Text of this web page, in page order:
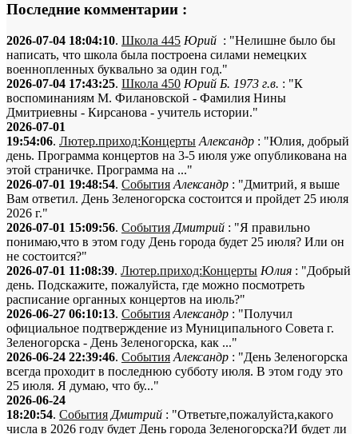
Последние комментарии :
2026-07-04 18:04:10. Школа 445 Юрий : "Нелишне было бы
написать, что школа была построена силами немецких
военнопленных буквально за один год."
2026-07-04 17:43:25. Школа 450 Юрий Б. 1973 г.в. : "К
воспоминаниям М. Филановской - Фамилия Нины
Дмитриевны - Кирсанова - учитель истории."
2026-07-01
19:54:06. Лютер.приход:Концерты Александр : "Юлия, добрый
день. Программа концертов на 3-5 июля уже опубликована на
этой страничке. Программа на ..."
2026-07-01 19:48:54. События Александр : "Дмитрий, я выше
Вам ответил. День Зеленогорска состоится и пройдет 25 июля
2026 г."
2026-07-01 15:09:56. События Дмитрий : "Я правильно
понимаю,что в этом году День города будет 25 июля? Или он
не состоится?"
2026-07-01 11:08:39. Лютер.приход:Концерты Юлия : "Добрый
день. Подскажите, пожалуйста, где можно посмотреть
расписание органных концертов на июль?"
2026-06-27 06:10:13. События Александр : "Получил
официальное подтверждение из Муниципального Совета г.
Зеленогорска - День Зеленогорска, как ..."
2026-06-24 22:39:46. События Александр : "День Зеленогорска
всегда проходит в последнюю субботу июля. В этом году это
25 июля. Я думаю, что бу..."
2026-06-24
18:20:54. События Дмитрий : "Ответьте,пожалуйста,какого
числа в 2026 году будет День города Зеленогорска?И будет ли